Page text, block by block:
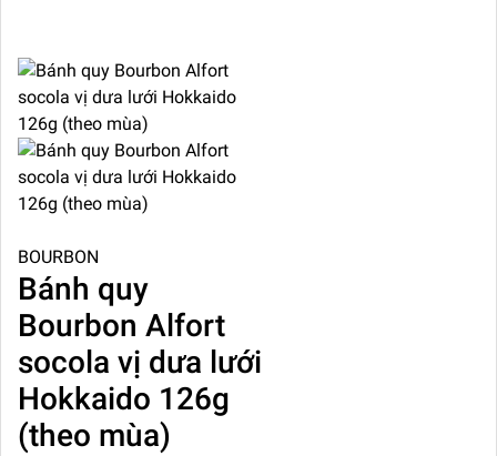
BOURBON
Bánh quy
Bourbon Alfort
socola vị dưa lưới
Hokkaido 126g
(theo mùa)